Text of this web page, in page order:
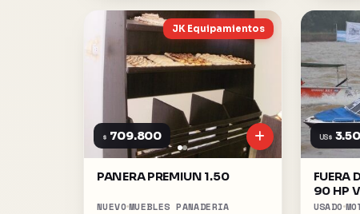
JK Equipamientos
$ 709.800
PANERA PREMIUN 1.50
NUEVO MUEBLES PANADERIA
US$
FUERA
90 HP
USADO